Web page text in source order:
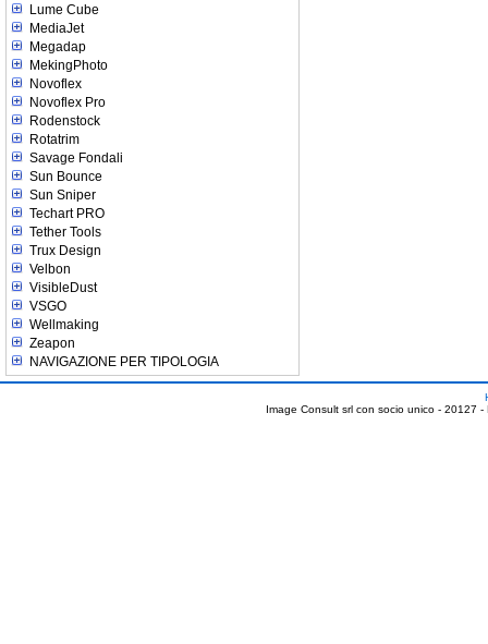
Lume Cube
MediaJet
Megadap
MekingPhoto
Novoflex
Novoflex Pro
Rodenstock
Rotatrim
Savage Fondali
Sun Bounce
Sun Sniper
Techart PRO
Tether Tools
Trux Design
Velbon
VisibleDust
VSGO
Wellmaking
Zeapon
NAVIGAZIONE PER TIPOLOGIA
Image Consult srl con socio unico - 20127